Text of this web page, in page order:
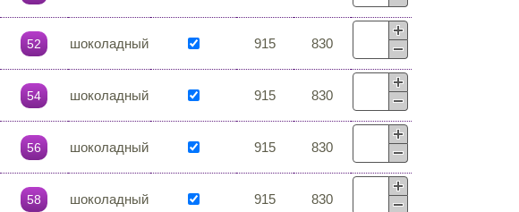
52 шоколадный 915 830
54 шоколадный 915 830
56 шоколадный 915 830
58 шоколадный 915 830